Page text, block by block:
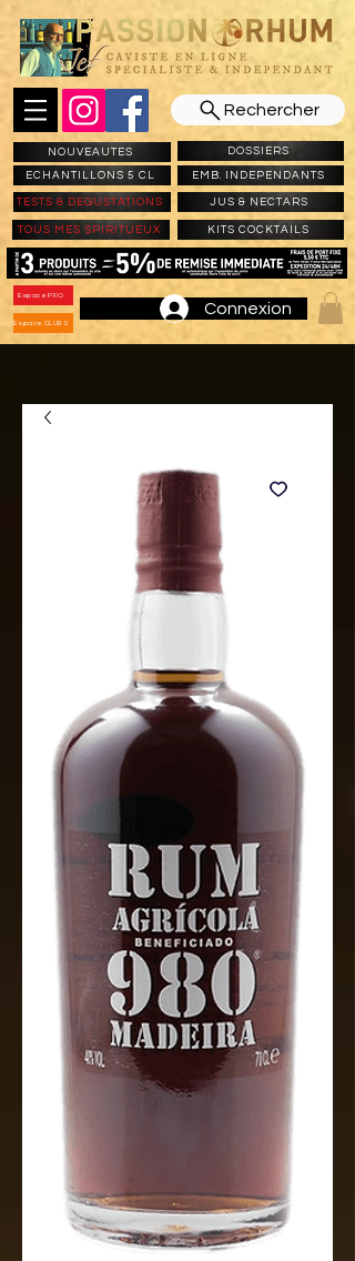
Rechercher
NOUVEAUTES
ECHANTILLONS 5 CL
DOSSIERS
EMB. INDEPENDANTS
TESTS & DEGUSTATIONS JUS & NECTARS
TOUS MES SPIRITUEUX KITS COCKTAILS
Espace PRO
Espace CLUBS
Connexion